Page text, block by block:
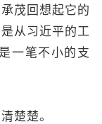
茂回想起它的
从习近平的工
一笔不小的支
楚楚。